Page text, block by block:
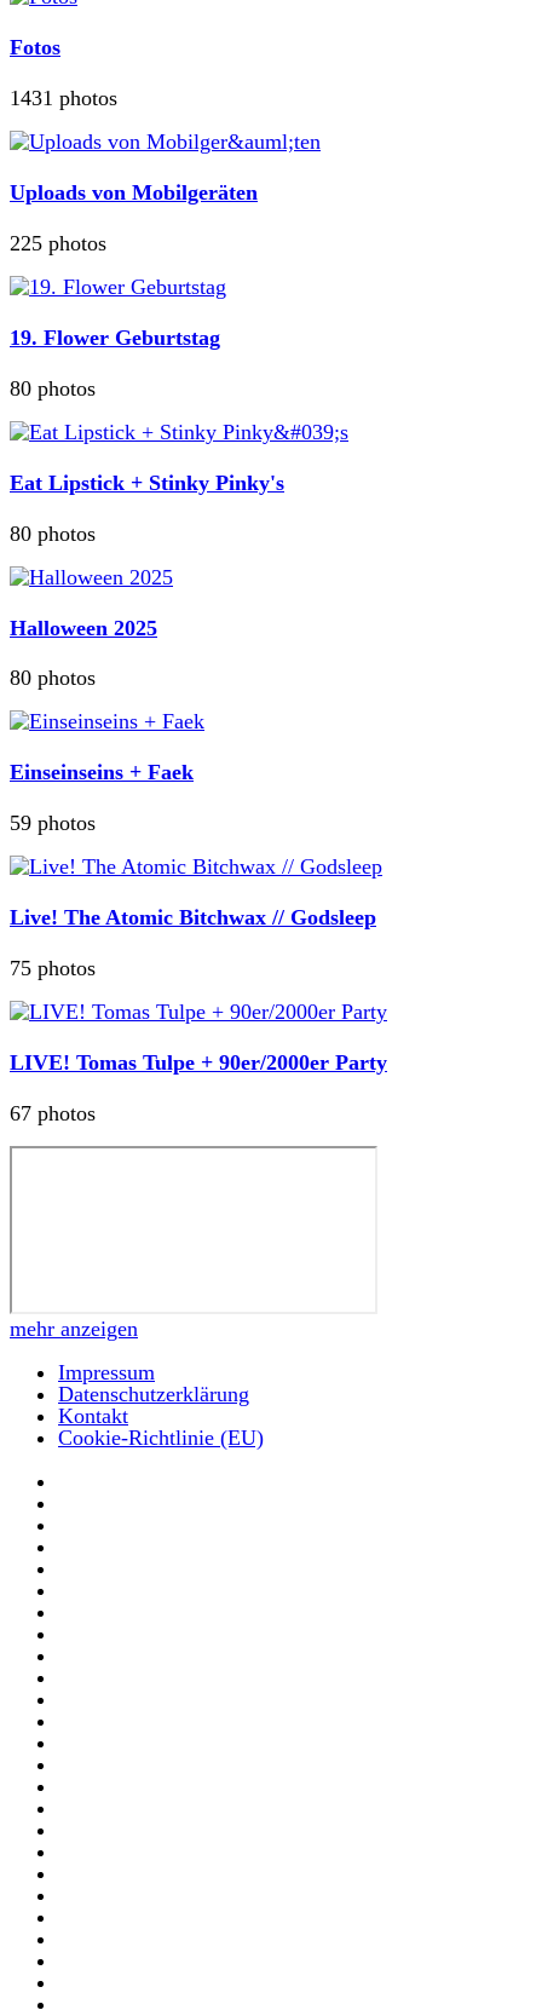
Fotos
1431 photos
Uploads von Mobilgeräten
225 photos
19. Flower Geburtstag
80 photos
Eat Lipstick + Stinky Pinky's
80 photos
Halloween 2025
80 photos
Einseinseins + Faek
59 photos
Live! The Atomic Bitchwax // Godsleep
75 photos
LIVE! Tomas Tulpe + 90er/2000er Party
67 photos
mehr anzeigen
Impressum
Datenschutzerklärung
Kontakt
Cookie-Richtlinie (EU)